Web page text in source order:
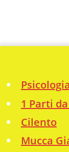
1 Parti
Cilento
Mucca